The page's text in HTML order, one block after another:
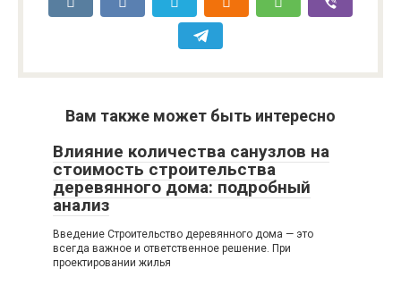
Вам также может быть интересно
Влияние количества санузлов на
стоимость строительства
деревянного дома: подробный
анализ
Введение Строительство деревянного дома — это
всегда важное и ответственное решение. При
проектировании жилья